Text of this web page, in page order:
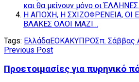
και θα μείνουν μόνο οι
Η ΑΠΟΧΗ, Η ΣΧΙΖΟΦΡΕΝΕΙΑ, ΟΙ
ΒΛΑΚΕΣ ΟΛΟΙ ΜΑΖΙ…
Tags: ΕλλάδαΕΟΚΑΚΥΠΡΟΣπ. Σάββας
Previous Post
Προετοιμασίες για πυρηνικό